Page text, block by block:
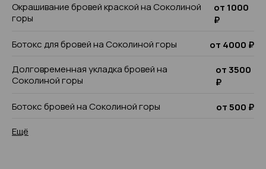
Окрашивание бровей краской на Соколиной
горы
от 1000
₽
Ботокс для бровей на Соколиной горы
от 4000 ₽
Долговременная укладка бровей на
Соколиной горы
от 3500
₽
Ботокс бровей на Соколиной горы
от 500 ₽
Ещё